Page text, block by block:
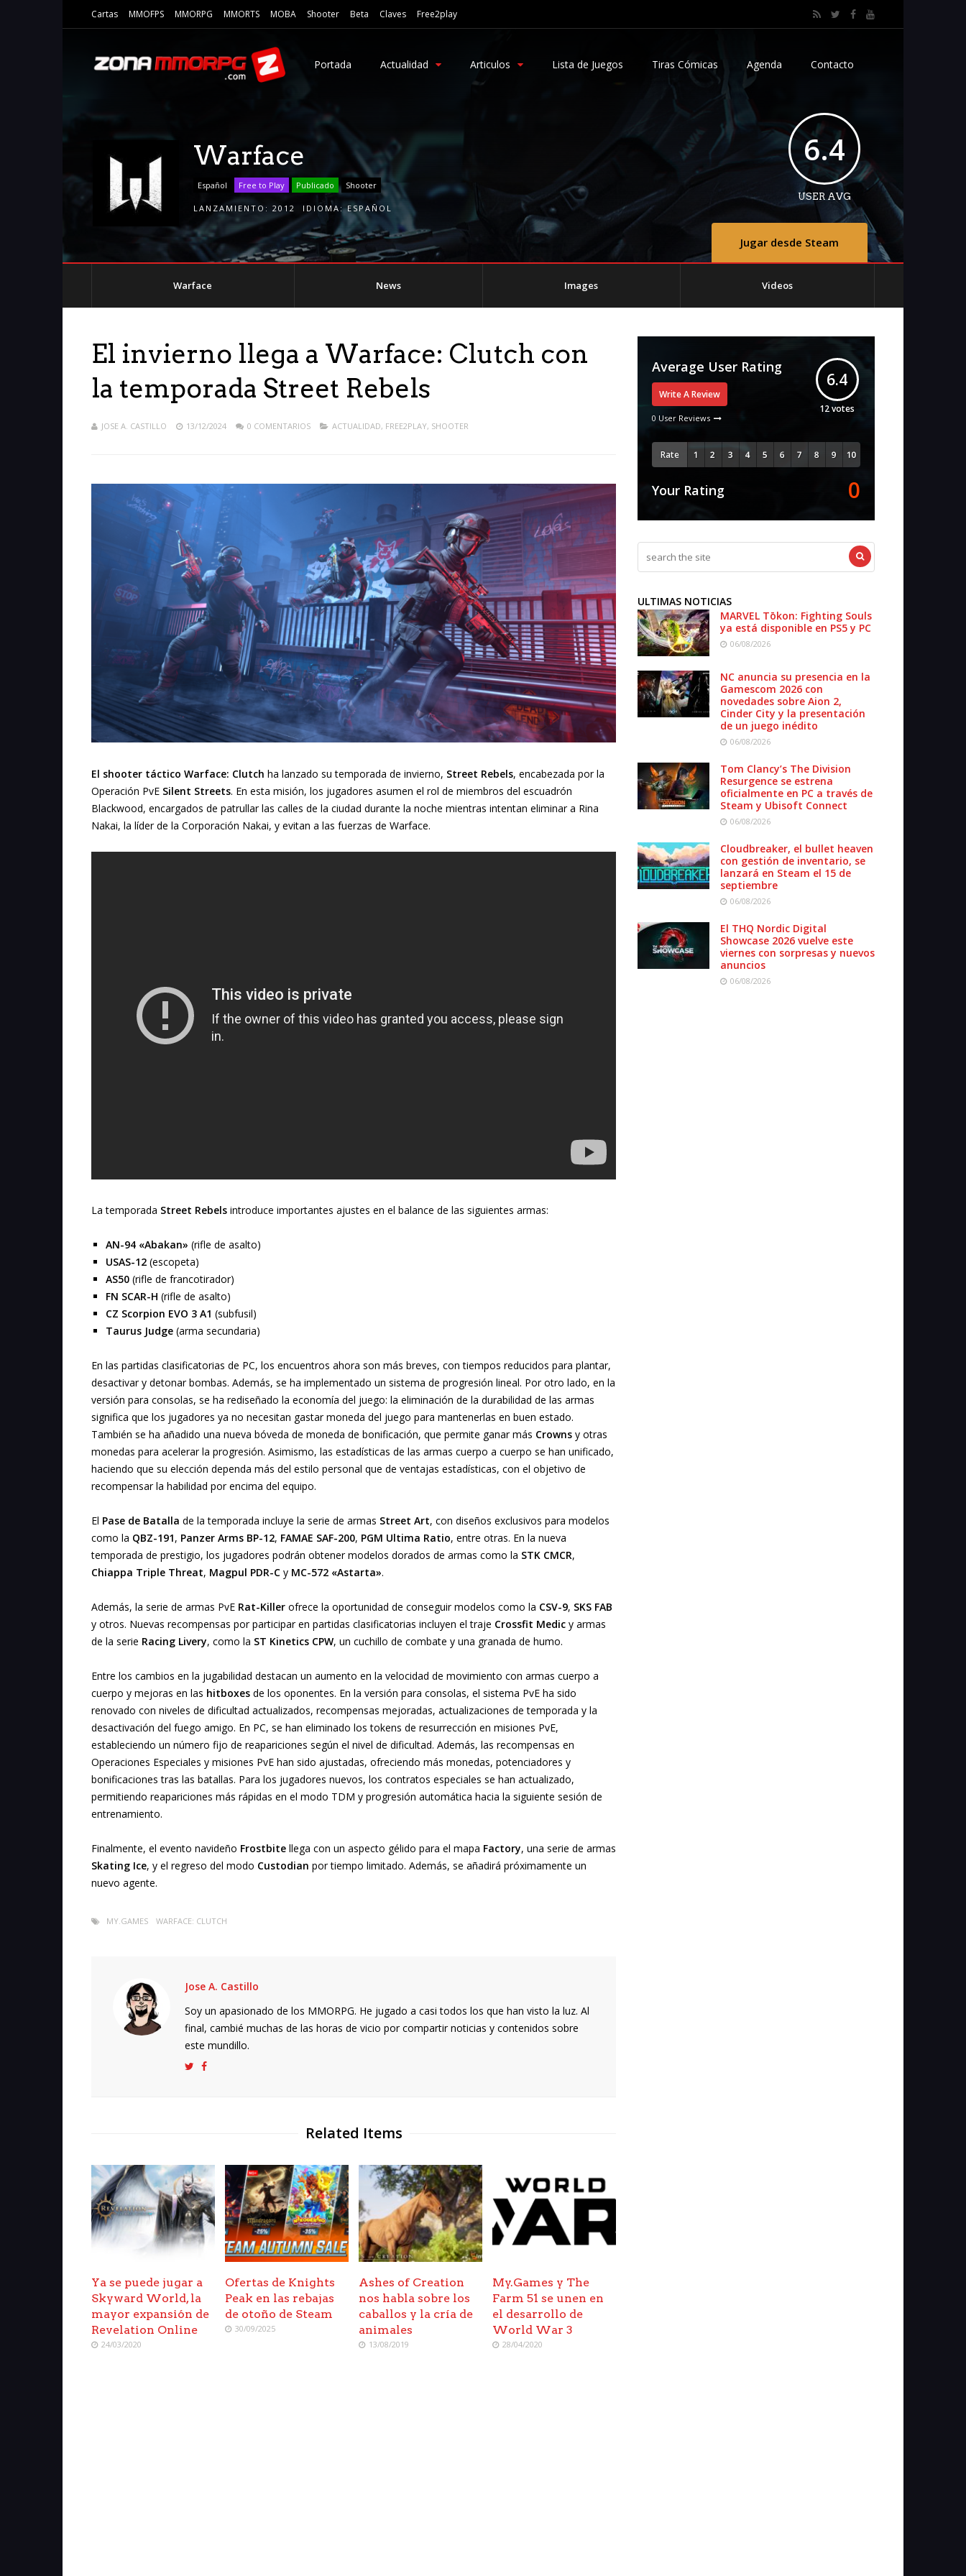
Cartas MMOFPS MMORPG MMORTS MOBA Shooter Beta Claves Free2play
Portada Actualidad Articulos Lista de Juegos Tiras Cómicas Agenda Contacto
Warface
Español Free to Play Publicado Shooter
LANZAMIENTO: 2012 IDIOMA:ESPAÑOL
Jugar desde Steam
6.4
USER AVG
Warface News Images Videos
El invierno llega a Warface: Clutch con
la temporada Street Rebels
JOSE A. CASTILLO 13/12/2024 0 COMENTARIOS ACTUALIDAD, FREE2PLAY, SHOOTER
El shooter táctico Warface: Clutch ha lanzado su temporada de invierno, Street Rebels, encabezada por la
Operación PvE Silent Streets. En esta misión, los jugadores asumen el rol de miembros del escuadrón
Blackwood, encargados de patrullar las calles de la ciudad durante la noche mientras intentan eliminar a Rina
Nakai, la líder de la Corporación Nakai, y evitan a las fuerzas de Warface.
La temporada Street Rebels introduce importantes ajustes en el balance de las siguientes armas:
AN-94 «Abakan» (rifle de asalto)
USAS-12 (escopeta)
AS50 (rifle de francotirador)
FN SCAR-H (rifle de asalto)
CZ Scorpion EVO 3 A1 (subfusil)
Taurus Judge (arma secundaria)
En las partidas clasificatorias de PC, los encuentros ahora son más breves, con tiempos reducidos para plantar,
desactivar y detonar bombas. Además, se ha implementado un sistema de progresión lineal. Por otro lado, en la
versión para consolas, se ha rediseñado la economía del juego: la eliminación de la durabilidad de las armas
significa que los jugadores ya no necesitan gastar moneda del juego para mantenerlas en buen estado.
También se ha añadido una nueva bóveda de moneda de bonificación, que permite ganar más Crowns y otras
monedas para acelerar la progresión. Asimismo, las estadísticas de las armas cuerpo a cuerpo se han unificado,
haciendo que su elección dependa más del estilo personal que de ventajas estadísticas, con el objetivo de
recompensar la habilidad por encima del equipo.
El Pase de Batalla de la temporada incluye la serie de armas Street Art, con diseños exclusivos para modelos
como la QBZ-191, Panzer Arms BP-12, FAMAE SAF-200, PGM Ultima Ratio, entre otras. En la nueva
temporada de prestigio, los jugadores podrán obtener modelos dorados de armas como la STK CMCR,
Chiappa Triple Threat, Magpul PDR-C y MC-572 «Astarta».
Además, la serie de armas PvE Rat-Killer ofrece la oportunidad de conseguir modelos como la CSV-9, SKS FAB
y otros. Nuevas recompensas por participar en partidas clasificatorias incluyen el traje Crossfit Medic y armas
de la serie Racing Livery, como la ST Kinetics CPW, un cuchillo de combate y una granada de humo.
Entre los cambios en la jugabilidad destacan un aumento en la velocidad de movimiento con armas cuerpo a
cuerpo y mejoras en las hitboxes de los oponentes. En la versión para consolas, el sistema PvE ha sido
renovado con niveles de dificultad actualizados, recompensas mejoradas, actualizaciones de temporada y la
desactivación del fuego amigo. En PC, se han eliminado los tokens de resurrección en misiones PvE,
estableciendo un número fijo de reapariciones según el nivel de dificultad. Además, las recompensas en
Operaciones Especiales y misiones PvE han sido ajustadas, ofreciendo más monedas, potenciadores y
bonificaciones tras las batallas. Para los jugadores nuevos, los contratos especiales se han actualizado,
permitiendo reapariciones más rápidas en el modo TDM y progresión automática hacia la siguiente sesión de
entrenamiento.
Finalmente, el evento navideño Frostbite llega con un aspecto gélido para el mapa Factory, una serie de armas
Skating Ice, y el regreso del modo Custodian por tiempo limitado. Además, se añadirá próximamente un
nuevo agente.
MY.GAMES WARFACE: CLUTCH
Jose A. Castillo
Soy un apasionado de los MMORPG. He jugado a casi todos los que han visto la luz. Al
final, cambié muchas de las horas de vicio por compartir noticias y contenidos sobre
este mundillo.
Related Items
Ya se puede jugar a
Skyward World, la
mayor expansión de
Revelation Online
24/03/2020
Ofertas de Knights
Peak en las rebajas
de otoño de Steam
30/09/2025
Ashes of Creation
nos habla sobre los
caballos y la cría de
animales
13/08/2019
My.Games y The
Farm 51 se unen en
el desarrollo de
World War 3
28/04/2020
Average User Rating
Write A Review
0 User Reviews
6.4
12votes
Rate
Your Rating 0
ULTIMAS NOTICIAS
MARVEL Tōkon: Fighting Souls
ya está disponible en PS5 y PC
06/08/2026
NC anuncia su presencia en la
Gamescom 2026 con
novedades sobre Aion 2,
Cinder City y la presentación
de un juego inédito
06/08/2026
Tom Clancy’s The Division
Resurgence se estrena
oficialmente en PC a través de
Steam y Ubisoft Connect
06/08/2026
Cloudbreaker, el bullet heaven
con gestión de inventario, se
lanzará en Steam el 15 de
septiembre
06/08/2026
El THQ Nordic Digital
Showcase 2026 vuelve este
viernes con sorpresas y nuevos
anuncios
06/08/2026